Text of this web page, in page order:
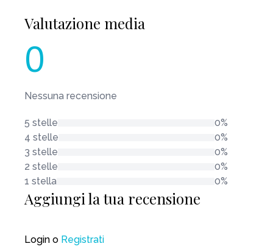
Valutazione media
0
Nessuna recensione
5 stelle
0%
4 stelle
0%
3 stelle
0%
2 stelle
0%
1 stella
0%
Aggiungi la tua recensione
Login o Registrati